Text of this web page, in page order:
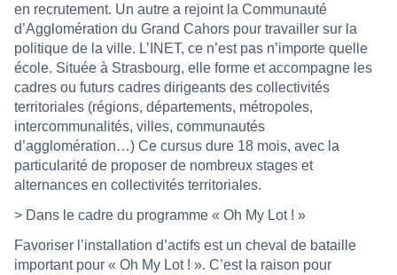
en recrutement. Un autre a rejoint la Communauté
d’Agglomération du Grand Cahors pour travailler sur la
politique de la ville. L’INET, ce n’est pas n’importe quelle
école. Située à Strasbourg, elle forme et accompagne les
cadres ou futurs cadres dirigeants des collectivités
territoriales (régions, départements, métropoles,
intercommunalités, villes, communautés
d’agglomération…) Ce cursus dure 18 mois, avec la
particularité de proposer de nombreux stages et
alternances en collectivités territoriales.
> Dans le cadre du programme « Oh My Lot ! »
Favoriser l’installation d’actifs est un cheval de bataille
important pour « Oh My Lot ! ». C’est la raison pour